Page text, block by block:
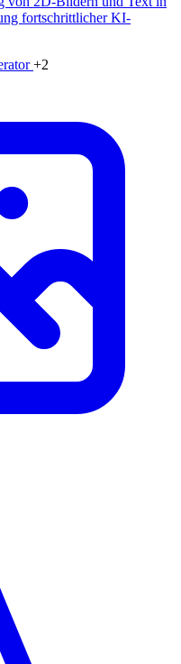
fortschrittlicher KI-
+2